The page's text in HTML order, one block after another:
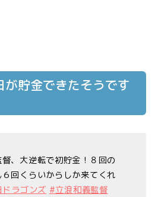
貯金できたそうです
督、大逆転で初貯金！８回の
回くらいからしか来てくれ
ラゴンズ #立浪和義監督